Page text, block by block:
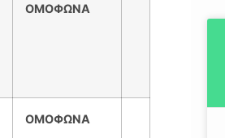
ΟΜΟΦΩΝΑ
ΟΜΟΦΩΝΑ